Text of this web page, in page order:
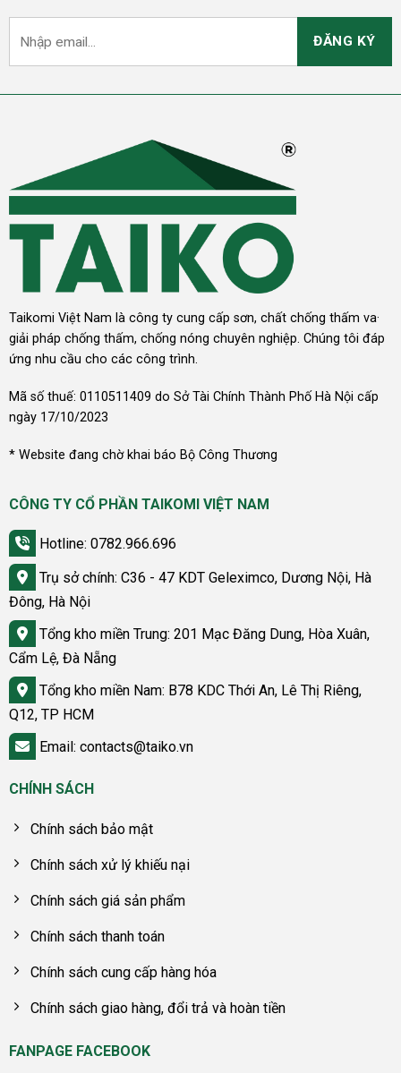
Taikomi Việt Nam là công ty cung cấp sơn, chất chống thấm va·
giải pháp chống thấm, chống nóng chuyên nghiệp. Chúng tôi đáp
ứng nhu cầu cho các công trình.
Mã số thuế: 0110511409 do Sở Tài Chính Thành Phố Hà Nội cấp
ngày 17/10/2023
* Website đang chờ khai báo Bộ Công Thương
CÔNG TY CỔ PHẦN TAIKOMI VIỆT NAM
Hotline: 0782.966.696
Trụ sở chính: C36 - 47 KDT Geleximco, Dương Nội, Hà
Đông, Hà Nội
Tổng kho miền Trung: 201 Mạc Đăng Dung, Hòa Xuân,
Cẩm Lệ, Đà Nẵng
Tổng kho miền Nam: B78 KDC Thới An, Lê Thị Riêng,
Q12, TP HCM
Email: contacts@taiko.vn
CHÍNH SÁCH
Chính sách bảo mật
Chính sách xử lý khiếu nại
Chính sách giá sản phẩm
Chính sách thanh toán
Chính sách cung cấp hàng hóa
Chính sách giao hàng, đổi trả và hoàn tiền
FANPAGE FACEBOOK